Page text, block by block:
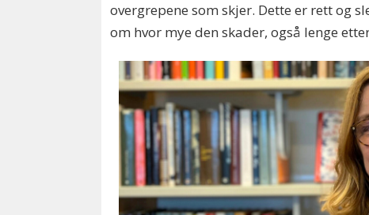
overgrepene som skjer. Dette er rett og
om hvor mye den skader, også lenge